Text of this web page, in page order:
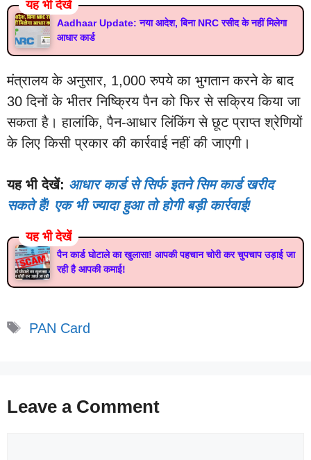
यह भी देखें
Aadhaar Update: नया आदेश, बिना NRC रसीद के नहीं मिलेगा
आधार कार्ड
मंत्रालय के अनुसार, 1,000 रुपये का भुगतान करने के बाद
30 दिनों के भीतर निष्क्रिय पैन को फिर से सक्रिय किया जा
सकता है। हालांकि, पैन-आधार लिंकिंग से छूट प्राप्त श्रेणियों
के लिए किसी प्रकार की कार्रवाई नहीं की जाएगी।
यह भी देखें: आधार कार्ड से सिर्फ इतने सिम कार्ड खरीद
सकते हैं! एक भी ज्यादा हुआ तो होगी बड़ी कार्रवाई!
यह भी देखें
पैन कार्ड घोटाले का खुलासा! आपकी पहचान चोरी कर चुपचाप उड़ाई जा
रही है आपकी कमाई!
Tags
PAN Card
Leave a Comment